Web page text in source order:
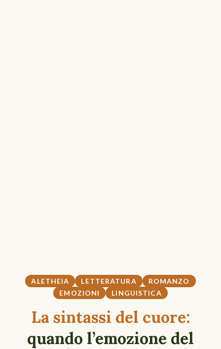
ALETHEIA LETTERATURA
ROMANZO
EMOZIONI
LINGUISTICA
La sintassi del cuore:
quando l’emozione del